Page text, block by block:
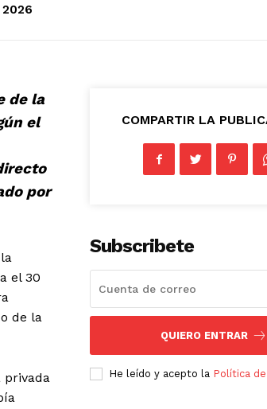
2026
de la
el
por
el 30
de la
privada
COMPARTIR LA
Subscribete
QUIERO ENTRAR
He leído y acepto la Política